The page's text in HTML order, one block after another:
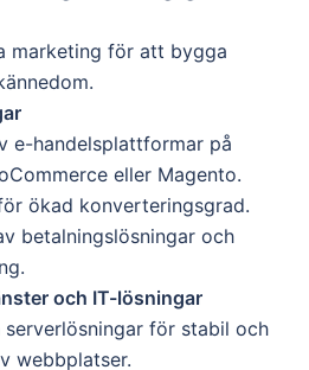
marketing för att bygga
e-handelsplattformar på
eller Magento.
ökad konverteringsgrad.
betalningslösningar och
och IT-lösningar
för stabil och
webbplatser.